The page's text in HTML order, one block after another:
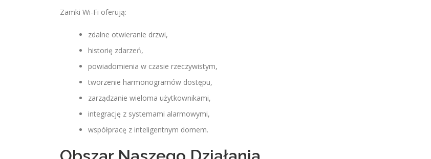
Zamki Wi-Fi oferują:
zdalne otwieranie drzwi,
historię zdarzeń,
powiadomienia w czasie rzeczywistym,
tworzenie harmonogramów dostępu,
zarządzanie wieloma użytkownikami,
integrację z systemami alarmowymi,
współpracę z inteligentnym domem.